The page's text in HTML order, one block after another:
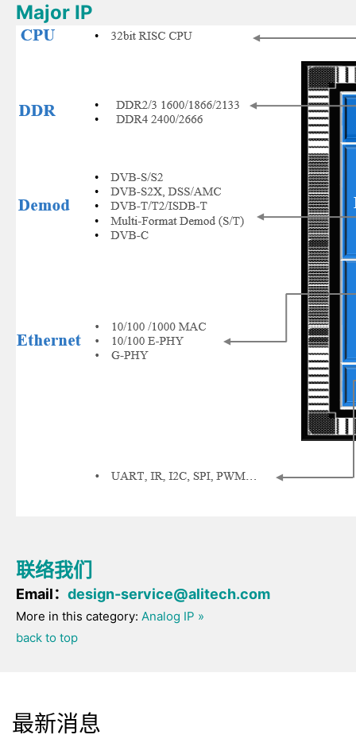
Major IP
联络我们
Email： design-service@alitech.com
More in this category: Analog IP »
back to top
最新消息